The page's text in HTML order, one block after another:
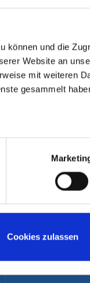
können und die
Website an
mit weiteren
gesammelt
Cookies zulassen
HIER
OZM
Helios |